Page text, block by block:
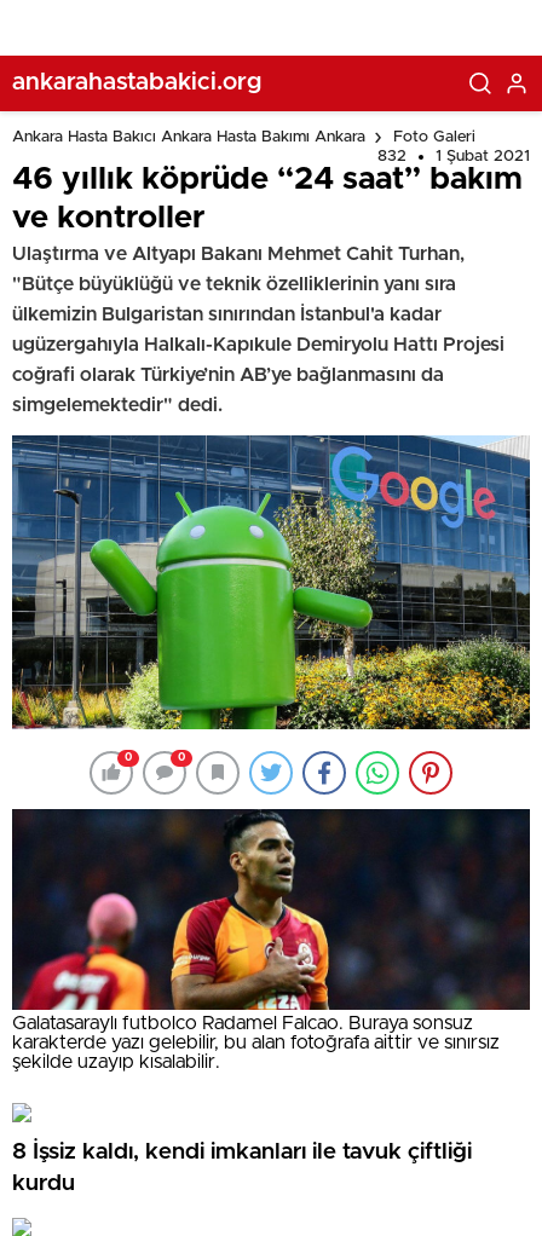
ankarahastabakici.org
Ankara Hasta Bakıcı Ankara Hasta Bakımı Ankara
Foto Galeri
832
1 Şubat 2021
46 yıllık köprüde “24 saat” bakım
ve kontroller
Ulaştırma ve Altyapı Bakanı Mehmet Cahit Turhan,
"Bütçe büyüklüğü ve teknik özelliklerinin yanı sıra
ülkemizin Bulgaristan sınırından İstanbul'a kadar
ugüzergahıyla Halkalı-Kapıkule Demiryolu Hattı Projesi
coğrafi olarak Türkiye’nin AB’ye bağlanmasını da
simgelemektedir" dedi.
0 0
Galatasaraylı futbolco Radamel Falcao. Buraya sonsuz
karakterde yazı gelebilir, bu alan fotoğrafa aittir ve sınırsız
şekilde uzayıp kısalabilir.
8 İşsiz kaldı, kendi imkanları ile tavuk çiftliği
kurdu